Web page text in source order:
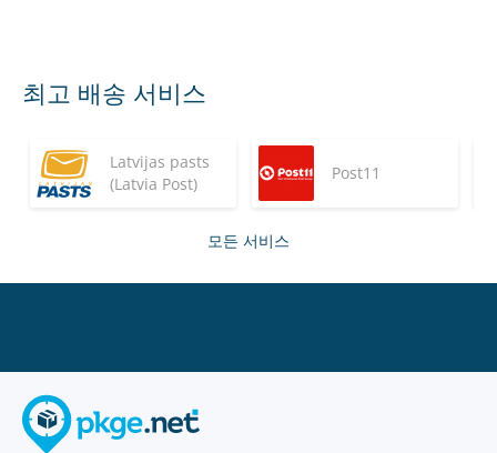
최고 배송 서비스
Latvijas pasts
(Latvia Post)
Post11
모든 서비스